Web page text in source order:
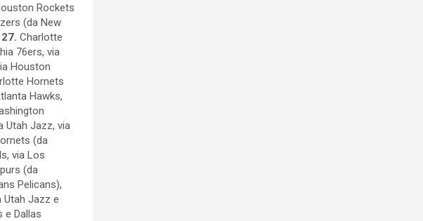
Rockets
(da New
27. Charlotte
76ers, via
Houston
Hornets
Hawks,
Utah Jazz, via
(da
via Los
(da
Pelicans),
Utah Jazz e
e Dallas